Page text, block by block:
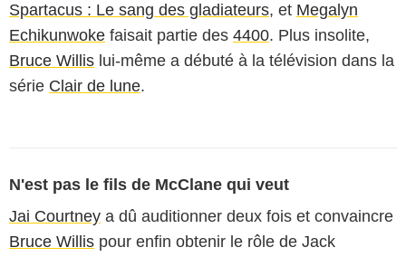
Spartacus : Le sang des gladiateurs, et Megalyn
Echikunwoke faisait partie des 4400. Plus insolite,
Bruce Willis lui-même a débuté à la télévision dans la
série Clair de lune.
N'est pas le fils de McClane qui veut
Jai Courtney a dû auditionner deux fois et convaincre
Bruce Willis pour enfin obtenir le rôle de Jack